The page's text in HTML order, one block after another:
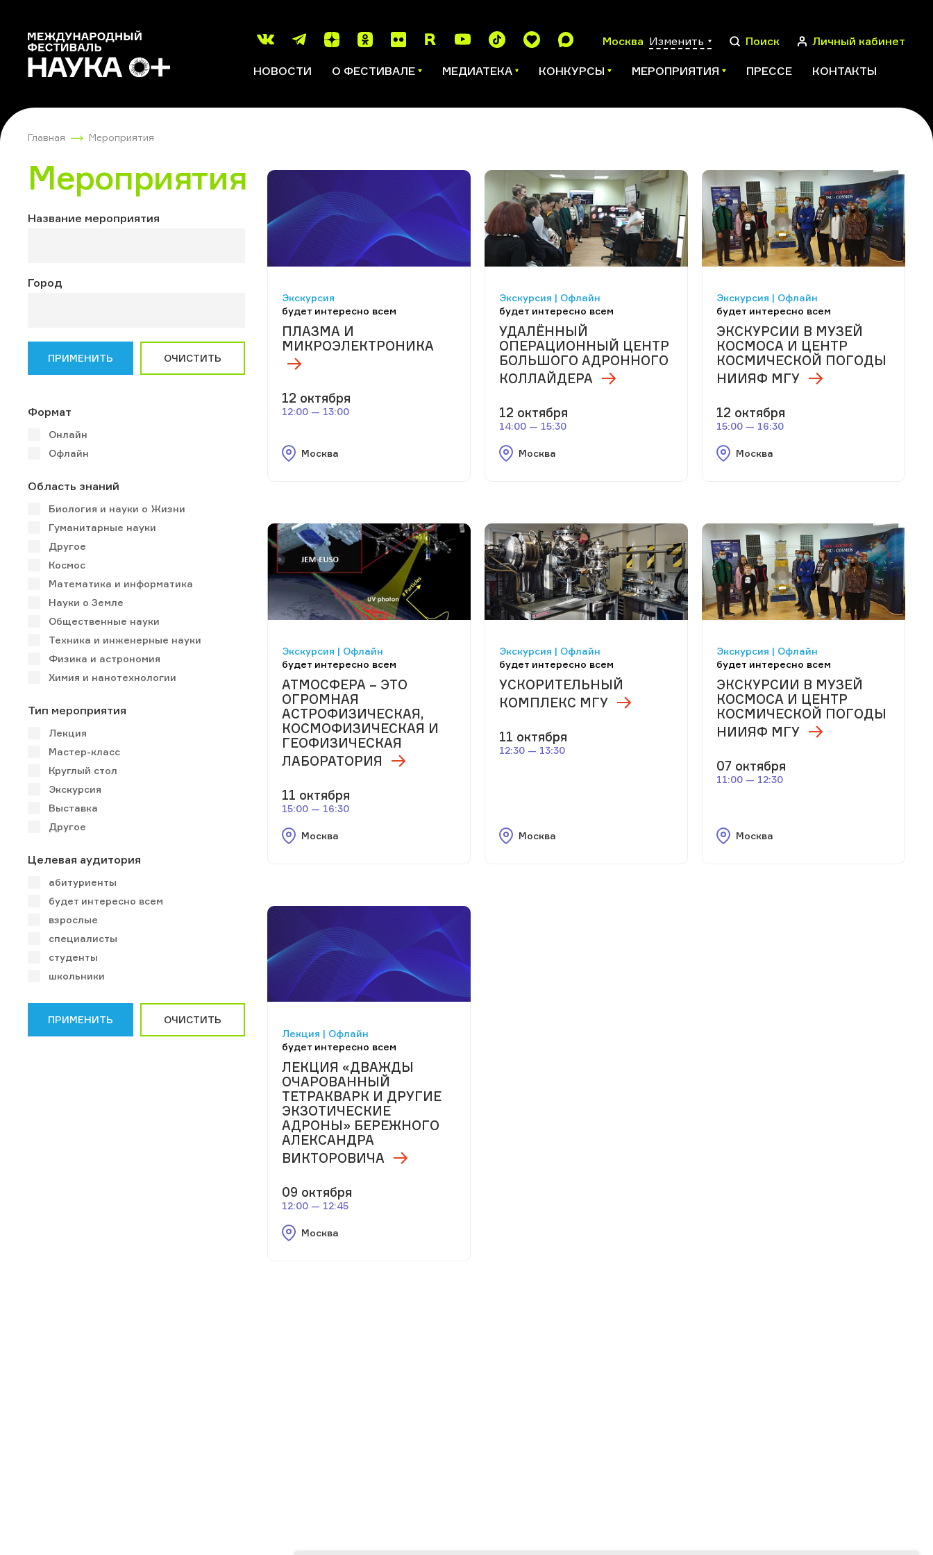
Москва Изменить Поиск
ПОИСК
Личный кабинет
НОВОСТИ О ФЕСТИВАЛЕ МЕДИАТЕКА КОНКУРСЫ МЕРОПРИЯТИЯ ПРЕССЕ КОНТАКТЫ
Главная Мероприятия
Мероприятия
Название мероприятия
Город
ПРИМЕНИТЬ ОЧИСТИТЬ
Формат
Онлайн
Офлайн
Область знаний
Биология и науки о Жизни
Гуманитарные науки
Другое
Космос
Математика и информатика
Науки о Земле
Общественные науки
Техника и инженерные науки
Физика и астрономия
Химия и нанотехнологии
Тип мероприятия
Лекция
Мастер-класс
Круглый стол
Экскурсия
Выставка
Другое
Целевая аудитория
абитуриенты
будет интересно всем
взрослые
специалисты
студенты
школьники
ПРИМЕНИТЬ ОЧИСТИТЬ
Экскурсия
будет интересно всем
ПЛАЗМА И
МИКРОЭЛЕКТРОНИКА
12 октября
12:00 — 13:00
Москва
Экскурсия | Офлайн
будет интересно всем
УДАЛЁННЫЙ
ОПЕРАЦИОННЫЙ ЦЕНТР
БОЛЬШОГО АДРОННОГО
КОЛЛАЙДЕРА
12 октября
14:00 — 15:30
Москва
Экскурсия | Офлайн
будет интересно всем
ЭКСКУРСИИ В МУЗЕЙ
КОСМОСА И ЦЕНТР
КОСМИЧЕСКОЙ ПОГОДЫ
НИИЯФ МГУ
12 октября
15:00 — 16:30
Москва
Экскурсия | Офлайн
будет интересно всем
АТМОСФЕРА – ЭТО
ОГРОМНАЯ
АСТРОФИЗИЧЕСКАЯ,
КОСМОФИЗИЧЕСКАЯ И
ГЕОФИЗИЧЕСКАЯ
ЛАБОРАТОРИЯ
11 октября
15:00 — 16:30
Москва
Экскурсия | Офлайн
будет интересно всем
УСКОРИТЕЛЬНЫЙ
КОМПЛЕКС МГУ
11 октября
12:30 — 13:30
Москва
Экскурсия | Офлайн
будет интересно всем
ЭКСКУРСИИ В МУЗЕЙ
КОСМОСА И ЦЕНТР
КОСМИЧЕСКОЙ ПОГОДЫ
НИИЯФ МГУ
07 октября
11:00 — 12:30
Москва
Лекция | Офлайн
будет интересно всем
ЛЕКЦИЯ «ДВАЖДЫ
ОЧАРОВАННЫЙ
ТЕТРАКВАРК И ДРУГИЕ
ЭКЗОТИЧЕСКИЕ
АДРОНЫ» БЕРЕЖНОГО
АЛЕКСАНДРА
ВИКТОРОВИЧА
09 октября
12:00 — 12:45
Москва